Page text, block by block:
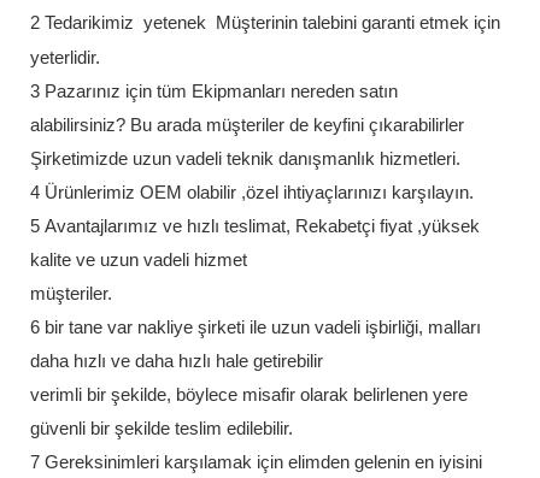
2 Tedarikimiz yetenek
Müşterinin talebini garanti etmek için
yeterlidir.
3 Pazarınız için tüm Ekipmanları nereden satın
alabilirsiniz? Bu arada müşteriler de keyfini çıkarabilirler
Şirketimizde uzun vadeli teknik danışmanlık hizmetleri.
4 Ürünlerimiz OEM olabilir ,özel ihtiyaçlarınızı karşılayın.
5 Avantajlarımız ve hızlı teslimat, Rekabetçi fiyat ,yüksek
kalite ve uzun vadeli hizmet
müşteriler.
6 bir tane var nakliye şirketi ile uzun vadeli işbirliği, malları
daha hızlı ve daha hızlı hale getirebilir
verimli bir şekilde, böylece misafir olarak belirlenen yere
güvenli bir şekilde teslim edilebilir.
7 Gereksinimleri karşılamak için elimden gelenin en iyisini